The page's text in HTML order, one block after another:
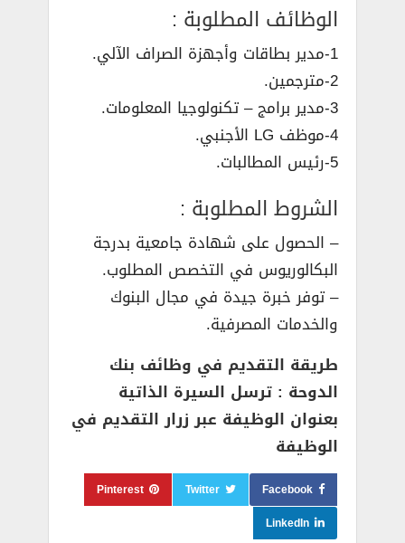
الوظائف المطلوبة :
1-مدير بطاقات وأجهزة الصراف الآلي.
2-مترجمين.
3-مدير برامج – تكنولوجيا المعلومات.
4-موظف LG الأجنبي.
5-رئيس المطالبات.
الشروط المطلوبة :
– الحصول على شهادة جامعية بدرجة
البكالوريوس في التخصص المطلوب.
– توفر خبرة جيدة في مجال البنوك
والخدمات المصرفية.
طريقة التقديم في وظائف بنك
الدوحة : ترسل السيرة الذاتية
بعنوان الوظيفة عبر زرار التقديم في
الوظيفة
Facebook
Twitter
Pinterest
LinkedIn